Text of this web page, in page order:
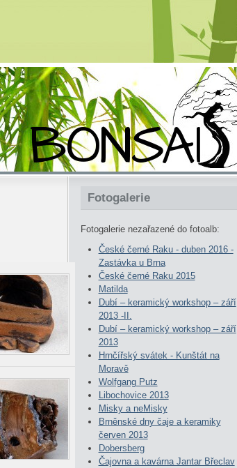
Fotogalerie
Fotogalerie nezařazené do fotoalb:
České černé Raku - duben 2016 -
Zastávka u Brna
České černé Raku 2015
Matilda
Dubí – keramický workshop – září
2013 -II.
Dubí – keramický workshop – září
2013
Hrnčířský svátek - Kunštát na
Moravě
Wolfgang Putz
Libochovice 2013
Misky a neMisky
Brněnské dny čaje a keramiky
červen 2013
Dobersberg
Čajovna a kavárna Jantar Břeclav